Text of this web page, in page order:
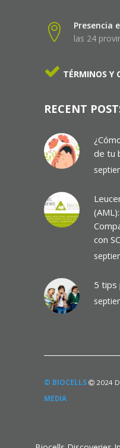
Presencia
las 24
TÉRMINOS Y
RECENT
de tu
con
5 tips
© BIOCELLS 2024
MEDIA